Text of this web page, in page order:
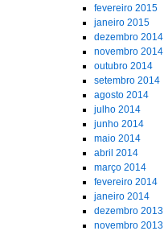
fevereiro 2015
janeiro 2015
dezembro 2014
novembro 2014
outubro 2014
setembro 2014
agosto 2014
julho 2014
junho 2014
maio 2014
abril 2014
março 2014
fevereiro 2014
janeiro 2014
dezembro 2013
novembro 2013